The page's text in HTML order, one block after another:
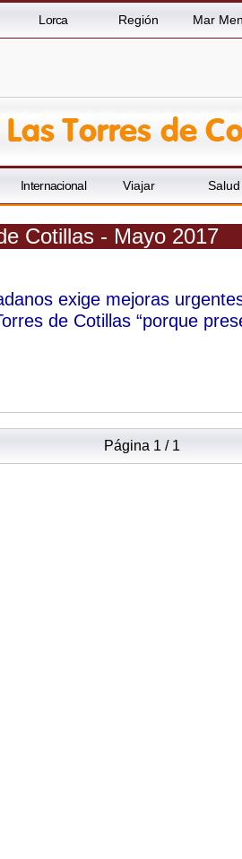
Lorca Región Mar
Internacional Viajar Salud
Cotillas - Mayo 2017
exige mejoras
de Cotillas “porque
Página 1 / 1